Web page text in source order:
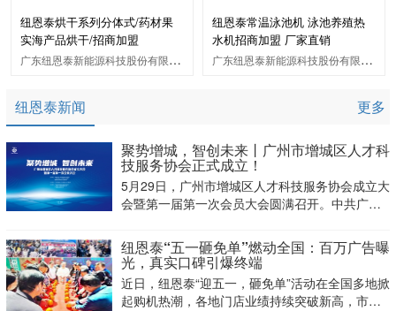
纽恩泰烘干系列分体式/药材果
实海产品烘干/招商加盟
广东纽恩泰新能源科技股份有限公司
纽恩泰常温泳池机 泳池养殖热
水机招商加盟 厂家直销
广东纽恩泰新能源科技股份有限公司
纽恩泰新闻 更多
聚势增城，智创未来丨广州市增城区人才科
技服务协会正式成立！
5月29日，广州市增城区人才科技服务协会成立大
会暨第一届第一次会员大会圆满召开。中共广州
增城经济技术开发区企业服务局等指导单位相关
领导，以及协会会员单位代表、友好单位嘉宾等
出席会议。
纽恩泰“五一砸免单”燃动全国：百万广告曝
光，真实口碑引爆终端
近日，纽恩泰“迎五一，砸免单”活动在全国多地掀
起购机热潮，各地门店业绩持续突破新高，市场